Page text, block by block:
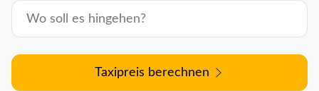
Taxipreis berechnen